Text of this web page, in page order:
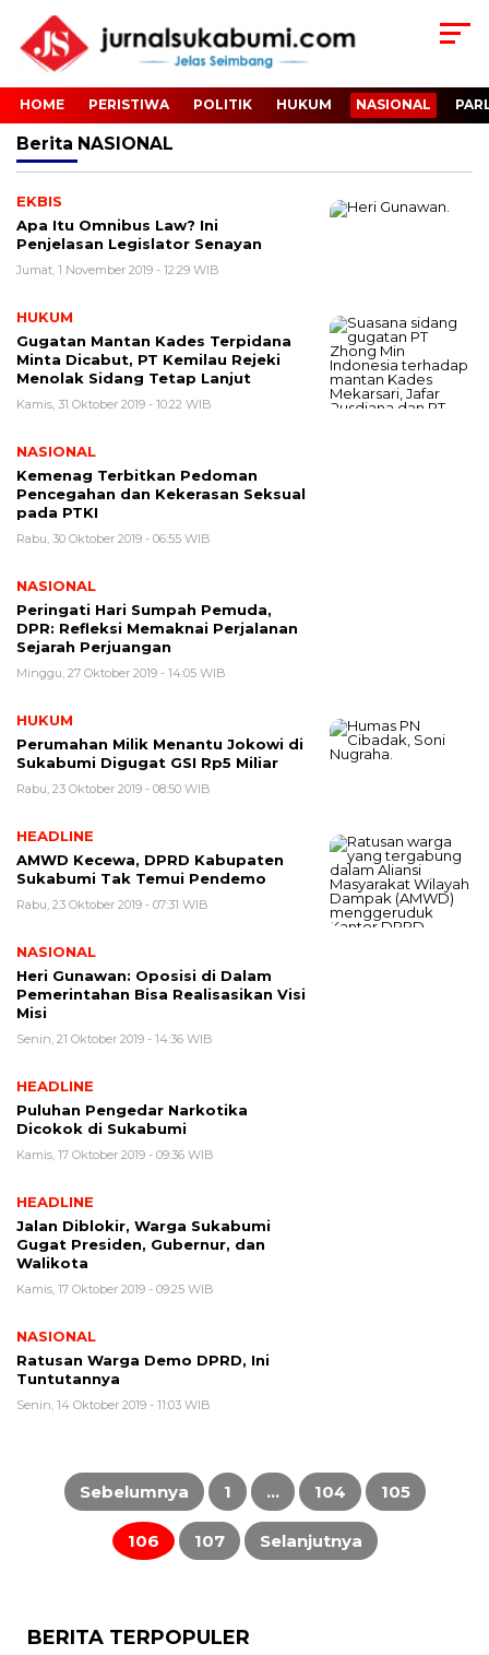
HOME PERISTIWA POLITIK HUKUM NASIONAL
Berita NASIONAL
EKBIS
Apa Itu Omnibus Law? Ini
Penjelasan Legislator Senayan
Jumat, 1 November 2019 - 12:29 WIB
HUKUM
Gugatan Mantan Kades Terpidana
Minta Dicabut, PT Kemilau Rejeki
Menolak Sidang Tetap Lanjut
Kamis, 31 Oktober 2019 - 10:22 WIB
NASIONAL
Kemenag Terbitkan Pedoman
Pencegahan dan Kekerasan Seksual
pada PTKI
Rabu, 30 Oktober 2019 - 06:55 WIB
NASIONAL
Peringati Hari Sumpah Pemuda,
DPR: Refleksi Memaknai Perjalanan
Sejarah Perjuangan
Minggu, 27 Oktober 2019 - 14:05 WIB
HUKUM
Perumahan Milik Menantu Jokowi di
Sukabumi Digugat GSI Rp5 Miliar
Rabu, 23 Oktober 2019 - 08:50 WIB
HEADLINE
AMWD Kecewa, DPRD Kabupaten
Sukabumi Tak Temui Pendemo
Rabu, 23 Oktober 2019 - 07:31 WIB
NASIONAL
Heri Gunawan: Oposisi di Dalam
Pemerintahan Bisa Realisasikan Visi
Misi
Senin, 21 Oktober 2019 - 14:36 WIB
HEADLINE
Puluhan Pengedar Narkotika
Dicokok di Sukabumi
Kamis, 17 Oktober 2019 - 09:36 WIB
HEADLINE
Jalan Diblokir, Warga Sukabumi
Gugat Presiden, Gubernur, dan
Walikota
Kamis, 17 Oktober 2019 - 09:25 WIB
NASIONAL
Ratusan Warga Demo DPRD, Ini
Tuntutannya
Senin, 14 Oktober 2019 - 11:03 WIB
Paginasi
posSebelumnya 1 … 104 105
106 107 Selanjutnya
BERITA TERPOPULER